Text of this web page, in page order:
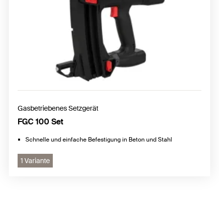
Gasbetriebenes Setzgerät
FGC 100 Set
Schnelle und einfache Befestigung in Beton und Stahl
1 Variante